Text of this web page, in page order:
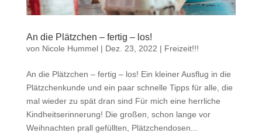
An die Plätzchen – fertig – los!
von Nicole Hummel| Dez. 23, 2022 | Freizeit!!!
An die Plätzchen – fertig – los! Ein kleiner Ausflug in die
Plätzchenkunde und ein paar schnelle Tipps für alle, die
mal wieder zu spät dran sind Für mich eine herrliche
Kindheitserinnerung! Die großen, schon lange vor
Weihnachten prall gefüllten, Plätzchendosen...